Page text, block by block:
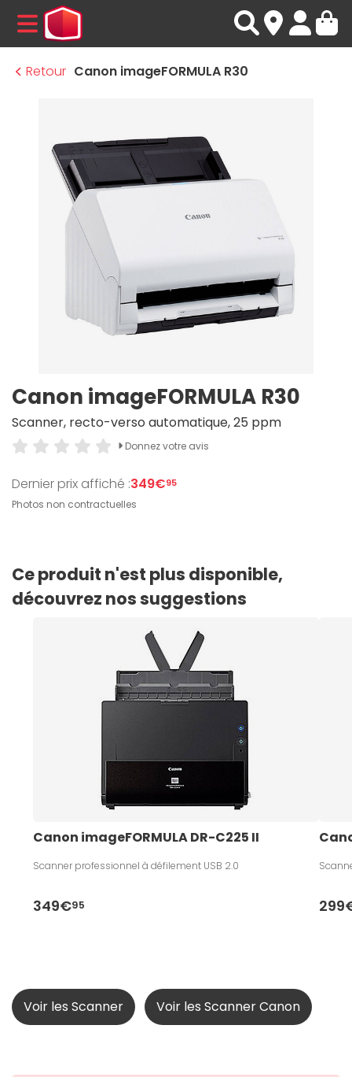
MENU
Retour Canon imageFORMULA R30
Canon imageFORMULA R30
Scanner, recto-verso automatique, 25 ppm
Donnez votre avis
Dernier prix affiché :349€95
Photos non contractuelles
Ce produit n'est plus disponible,
découvrez nos suggestions
Canon imageFORMULA DR-C225 II
Scanner professionnel à défilement USB 2.0
349€95
Voir les Scanner Voir les Scanner Canon